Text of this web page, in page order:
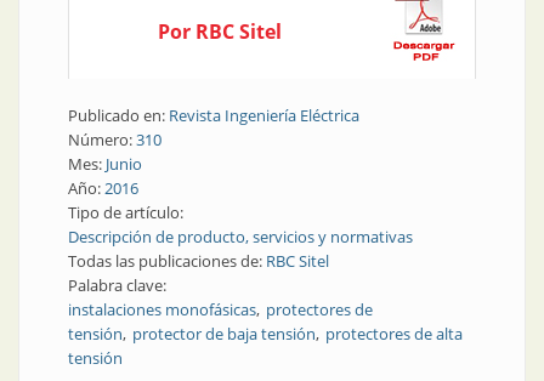
Por RBC Sitel
Publicado en: Revista Ingeniería Eléctrica
Número:310
Mes: Junio
Año:2016
Tipo de artículo:
Descripción de producto, servicios y normativas
Todas las publicaciones de: RBC Sitel
Palabra clave:
instalaciones monofásicas protectores de
tensión protector de baja tensión protectores de alta
tensión